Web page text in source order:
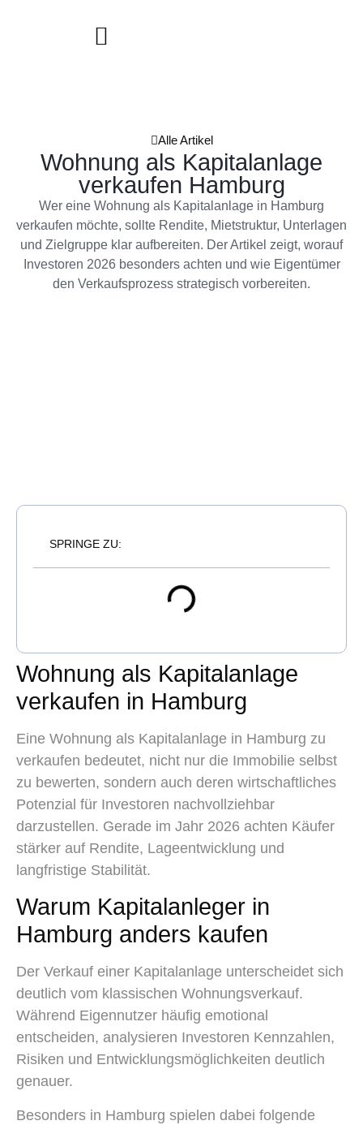
Alle Artikel
Wohnung als Kapitalanlage
verkaufen Hamburg
Wer eine Wohnung als Kapitalanlage in Hamburg
verkaufen möchte, sollte Rendite, Mietstruktur, Unterlagen
und Zielgruppe klar aufbereiten. Der Artikel zeigt, worauf
Investoren 2026 besonders achten und wie Eigentümer
den Verkaufsprozess strategisch vorbereiten.
SPRINGE ZU:
Wohnung als Kapitalanlage
verkaufen in Hamburg
Eine Wohnung als Kapitalanlage in Hamburg zu
verkaufen bedeutet, nicht nur die Immobilie selbst
zu bewerten, sondern auch deren wirtschaftliches
Potenzial für Investoren nachvollziehbar
darzustellen. Gerade im Jahr 2026 achten Käufer
stärker auf Rendite, Lageentwicklung und
langfristige Stabilität.
Warum Kapitalanleger in
Hamburg anders kaufen
Der Verkauf einer Kapitalanlage unterscheidet sich
deutlich vom klassischen Wohnungsverkauf.
Während Eigennutzer häufig emotional
entscheiden, analysieren Investoren Kennzahlen,
Risiken und Entwicklungsmöglichkeiten deutlich
genauer.
Besonders in Hamburg spielen dabei folgende